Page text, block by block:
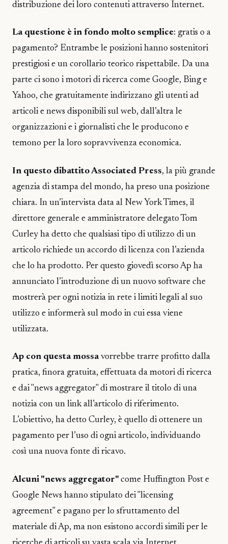
distribuzione dei loro contenuti attraverso Internet.
La questione è in fondo molto semplice: gratis o a
pagamento? Entrambe le posizioni hanno sostenitori
prestigiosi e un corollario teorico rispettabile. Da una
parte ci sono i motori di ricerca come Google, Bing e
Yahoo, che gratuitamente indirizzano gli utenti ad
articoli e news disponibili sul web, dall’altra le
organizzazioni e i giornalisti che le producono e
temono per la loro sopravvivenza economica.
In questo dibattito Associated Press, la più grande
agenzia di stampa del mondo, ha preso una posizione
chiara. In un’intervista data al New York Times, il
direttore generale e amministratore delegato Tom
Curley ha detto che qualsiasi tipo di utilizzo di un
articolo richiede un accordo di licenza con l’azienda
che lo ha prodotto. Per questo giovedì scorso Ap ha
annunciato l’introduzione di un nuovo software che
mostrerà per ogni notizia in rete i limiti legali al suo
utilizzo e informerà sul modo in cui essa viene
utilizzata.
Ap con questa mossavorrebbe trarre profitto dalla
pratica, finora gratuita, effettuata da motori di ricerca
e dai "news aggregator" di mostrare il titolo di una
notizia con un link all’articolo di riferimento.
L’obiettivo, ha detto Curley, è quello di ottenere un
pagamento per l’uso di ogni articolo, individuando
così una nuova fonte di ricavo.
Alcuni "news aggregator" come Huffington Post e
Google News hanno stipulato dei "licensing
agreement" e pagano per lo sfruttamento del
materiale di Ap, ma non esistono accordi simili per le